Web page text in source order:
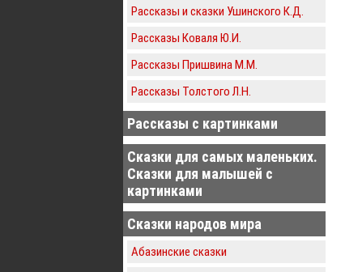
Рассказы и сказки Ушинского К.Д.
Рассказы Коваля Ю.И.
Рассказы Пришвина М.М.
Рассказы Толстого Л.Н.
Рассказы с картинками
Сказки для самых маленьких.
Сказки для малышей с
картинками
Сказки народов мира
Абазинские сказки